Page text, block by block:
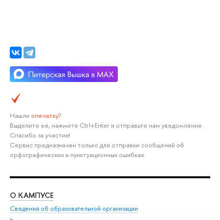
Нашли опечатку?
Выделите её, нажмите Ctrl+Enter и отправьте нам уведомление.
Спасибо за участие!
Сервис предназначен только для отправки сообщений об
орфографических и пунктуационных ошибках.
О КАМПУСЕ
Сведения об образовательной организации